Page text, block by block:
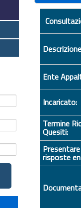
Ente
Incaricato:
Termine
Quesiti:
risposte